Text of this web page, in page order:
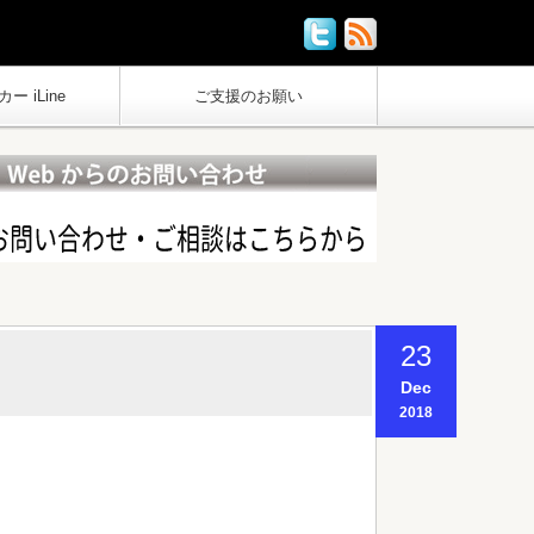
ー iLine ご支援のお願い
23
Dec
2018